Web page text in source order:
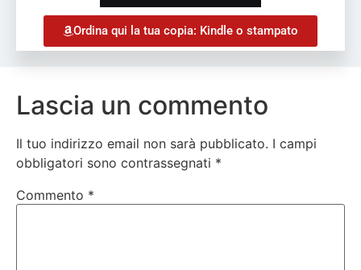
Ordina qui la tua copia: Kindle o stampato
Lascia un commento
Il tuo indirizzo email non sarà pubblicato. I campi
obbligatori sono contrassegnati *
Commento *